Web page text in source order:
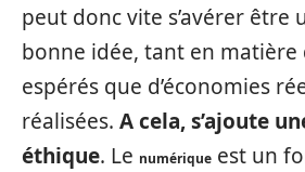
peut donc vite s’avérer être
bonne idée, tant en matière
espérés que d’économies
réalisées. A cela, s’ajoute
éthique. Le numérique est un